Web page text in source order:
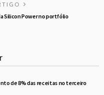
Silicon Power no portfólio
de 8% das receitas no terceiro